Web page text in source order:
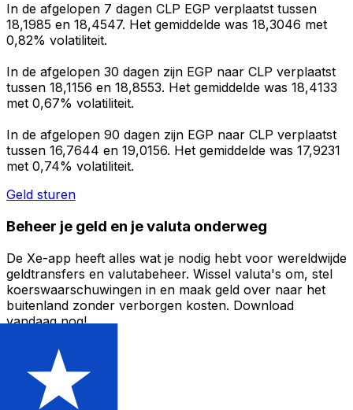
In de afgelopen 7 dagen CLP EGP verplaatst tussen
18,1985 en 18,4547. Het gemiddelde was 18,3046 met
0,82% volatiliteit.
In de afgelopen 30 dagen zijn EGP naar CLP verplaatst
tussen 18,1156 en 18,8553. Het gemiddelde was 18,4133
met 0,67% volatiliteit.
In de afgelopen 90 dagen zijn EGP naar CLP verplaatst
tussen 16,7644 en 19,0156. Het gemiddelde was 17,9231
met 0,74% volatiliteit.
Geld sturen
Beheer je geld en je valuta onderweg
De Xe-app heeft alles wat je nodig hebt voor wereldwijde
geldtransfers en valutabeheer. Wissel valuta's om, stel
koerswaarschuwingen in en maak geld over naar het
buitenland zonder verborgen kosten. Download
vandaag nog!